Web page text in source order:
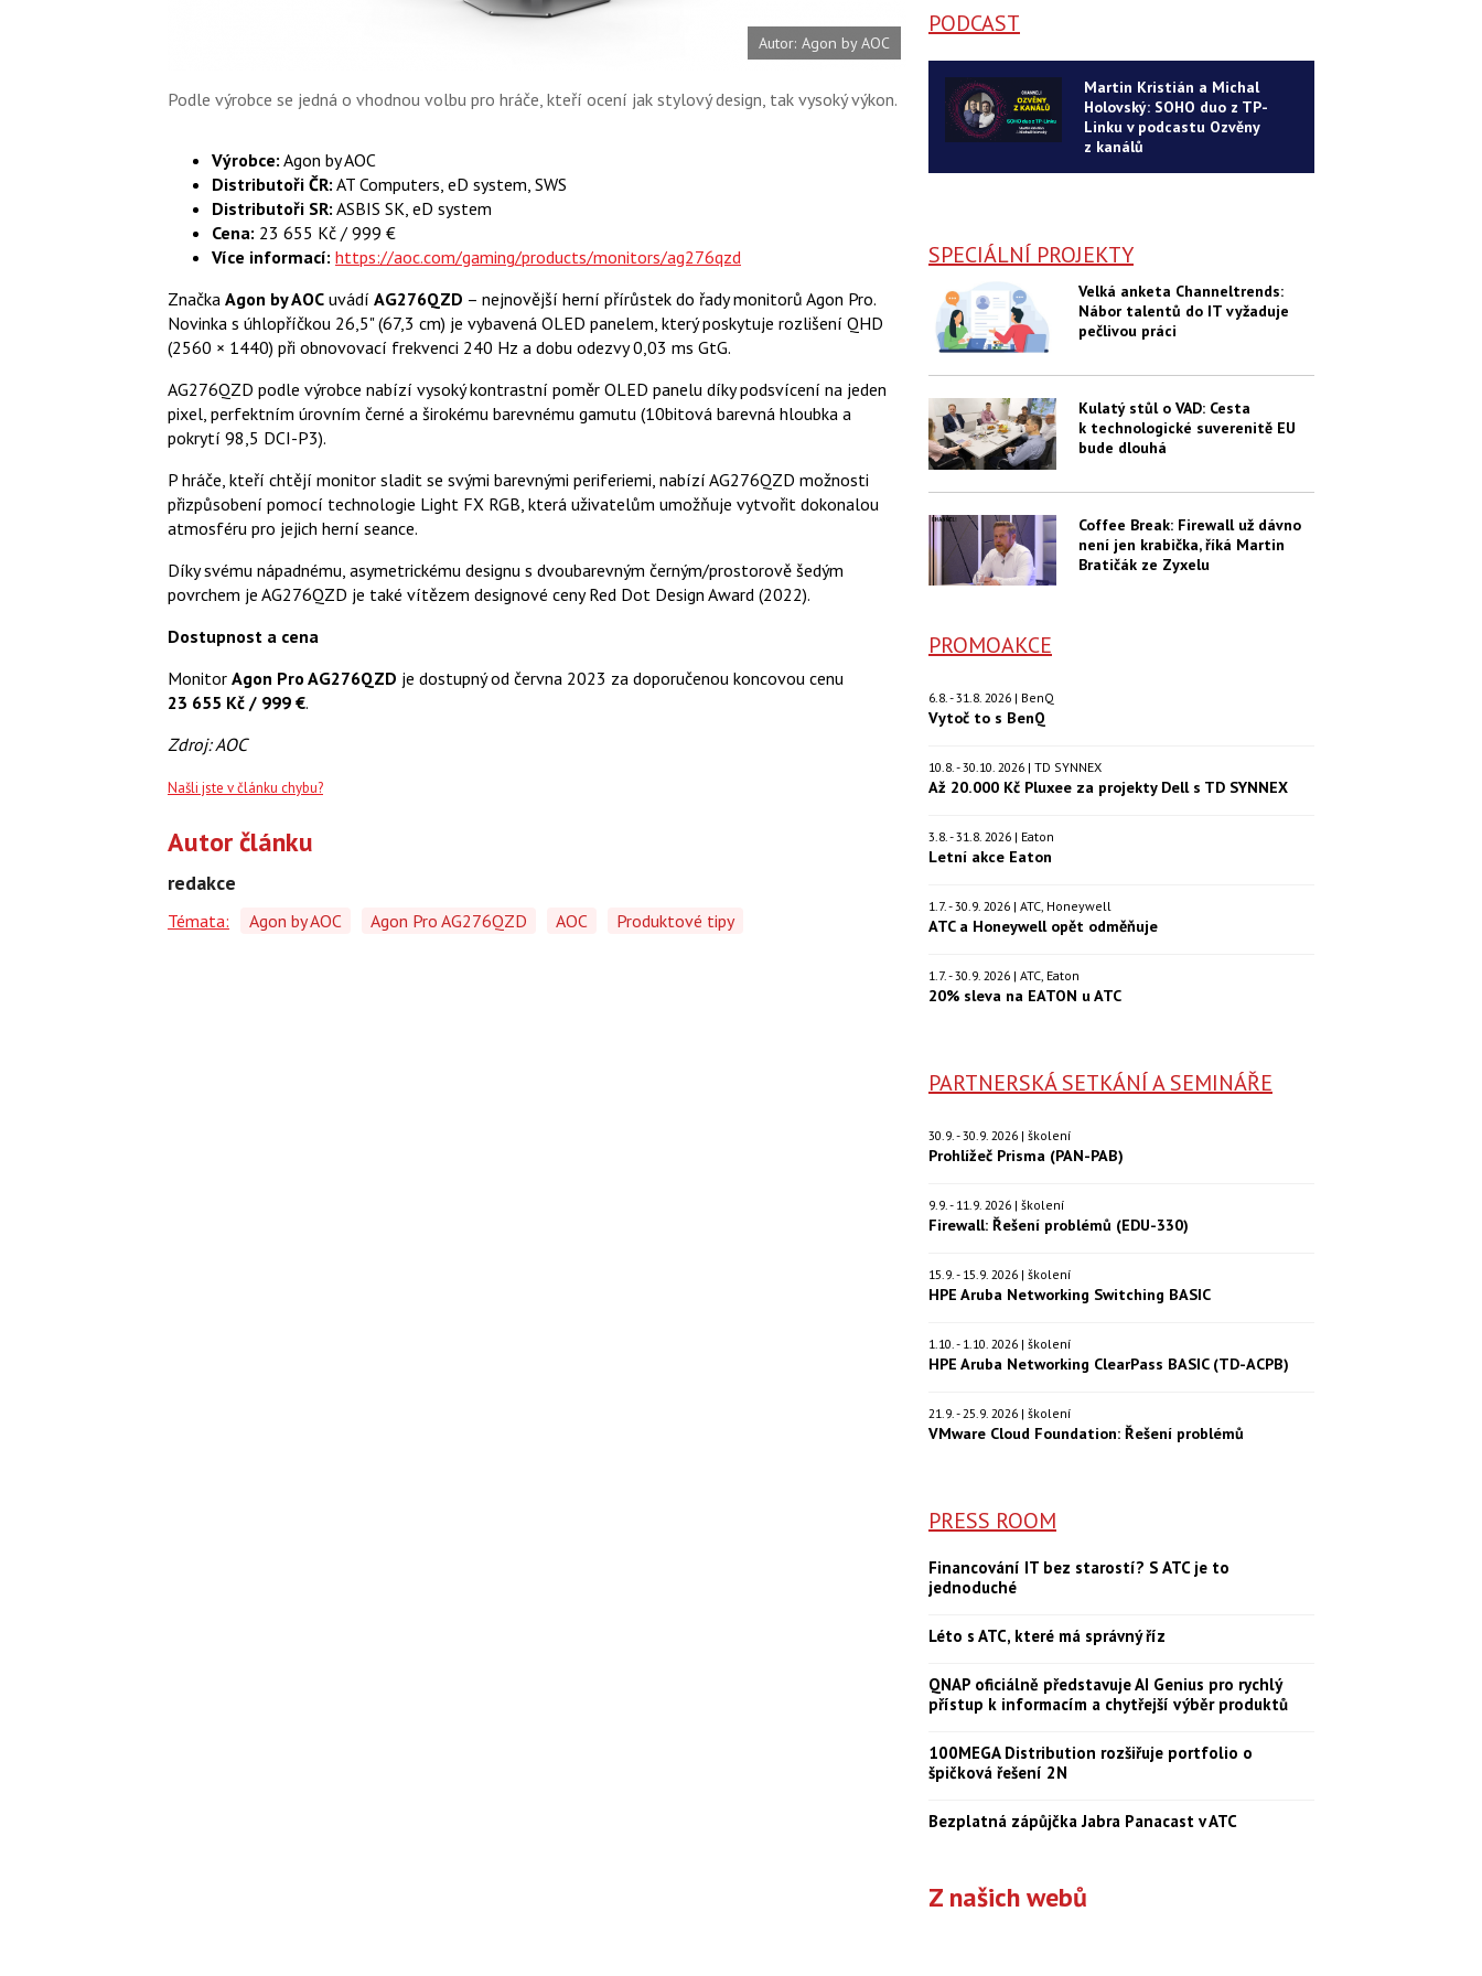
Autor: Agon by AOC
Podle výrobce se jedná o vhodnou volbu pro hráče, kteří ocení jak stylový design, tak vysoký výkon.
Výrobce: Agon by AOC
Distributoři ČR: AT Computers, eD system, SWS
Distributoři SR: ASBIS SK, eD system
Cena: 23 655 Kč / 999 €
Více informací: https://aoc.com/gaming/products/monitors/ag276qzd
Značka Agon by AOC uvádí AG276QZD – nejnovější herní přírůstek do řady monitorů Agon Pro.
Novinka s úhlopříčkou 26,5" (67,3 cm) je vybavená OLED panelem, který poskytuje rozlišení QHD
(2560 × 1440) při obnovovací frekvenci 240 Hz a dobu odezvy 0,03 ms GtG.
AG276QZD podle výrobce nabízí vysoký kontrastní poměr OLED panelu díky podsvícení na jeden
pixel, perfektním úrovním černé a širokému barevnému gamutu (10bitová barevná hloubka a
pokrytí 98,5 DCI-P3).
P hráče, kteří chtějí monitor sladit se svými barevnými periferiemi, nabízí AG276QZD možnosti
přizpůsobení pomocí technologie Light FX RGB, která uživatelům umožňuje vytvořit dokonalou
atmosféru pro jejich herní seance.
Díky svému nápadnému, asymetrickému designu s dvoubarevným černým/prostorově šedým
povrchem je AG276QZD je také vítězem designové ceny Red Dot Design Award (2022).
Dostupnost a cena
Monitor Agon Pro AG276QZD je dostupný od června 2023 za doporučenou koncovou cenu
23 655 Kč / 999 €.
Zdroj: AOC
Našli jste v článku chybu?
Autor článku
redakce
Témata: Agon by AOC Agon Pro AG276QZD AOC Produktové tipy
PODCAST
Martin Kristián a Michal
Holovský: SOHO duo z TP-
Linku v podcastu Ozvěny
z kanálů
SPECIÁLNÍ PROJEKTY
Velká anketa Channeltrends:
Nábor talentů do IT vyžaduje
pečlivou práci
Kulatý stůl o VAD: Cesta
k technologické suverenitě EU
bude dlouhá
Coffee Break: Firewall už dávno
není jen krabička, říká Martin
Bratičák ze Zyxelu
PROMOAKCE
6.8. - 31.8. 2026 | BenQ
Vytoč to s BenQ
10.8. - 30.10. 2026 | TD SYNNEX
Až 20.000 Kč Pluxee za projekty Dell s TD SYNNEX
3.8. - 31.8. 2026 | Eaton
Letní akce Eaton
1.7. - 30.9. 2026 | ATC, Honeywell
ATC a Honeywell opět odměňuje
1.7. - 30.9. 2026 | ATC, Eaton
20% sleva na EATON u ATC
PARTNERSKÁ SETKÁNÍ A SEMINÁŘE
30.9. - 30.9. 2026 | školení
Prohlížeč Prisma (PAN-PAB)
9.9. - 11.9. 2026 | školení
Firewall: Řešení problémů (EDU-330)
15.9. - 15.9. 2026 | školení
HPE Aruba Networking Switching BASIC
1.10. - 1.10. 2026 | školení
HPE Aruba Networking ClearPass BASIC (TD-ACPB)
21.9. - 25.9. 2026 | školení
VMware Cloud Foundation: Řešení problémů
PRESS ROOM
Financování IT bez starostí? S ATC je to
jednoduché
Léto s ATC, které má správný říz
QNAP oficiálně představuje AI Genius pro rychlý
přístup k informacím a chytřejší výběr produktů
100MEGA Distribution rozšiřuje portfolio o
špičková řešení 2N
Bezplatná zápůjčka Jabra Panacast v ATC
Z našich webů